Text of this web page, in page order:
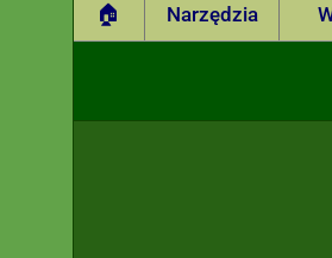
🏠 Narzędzia